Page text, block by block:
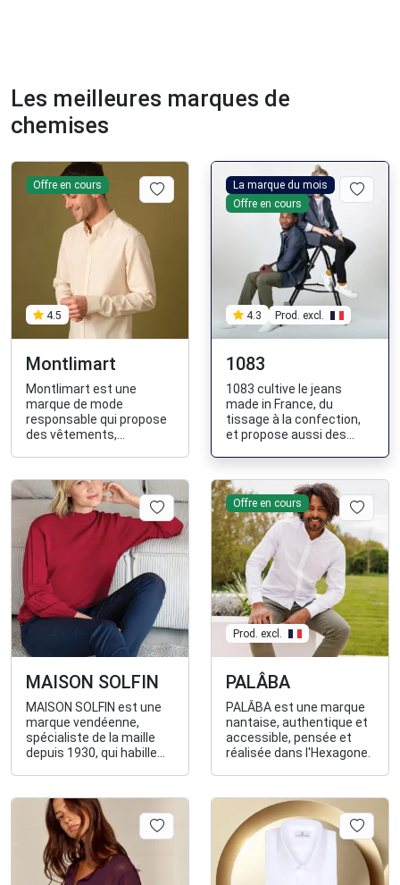
Les meilleures marques de
chemises
Offre en cours
4.5
Montlimart
Montlimart est une
marque de mode
responsable qui propose
des vêtements,
fabriqués à moins de
2000kms dont 80% de
made in France, dans des
matières plus durables
(naturelles, bio,
recyclées) et qui parraine
des abeilles de la région
nantaise.
La marque du mois
Offre en cours
4.3 Prod. excl.
1083
1083 cultive le jeans
made in France, du
tissage à la confection,
et propose aussi des
MAISON SOLFIN
MAISON SOLFIN est une
marque vendéenne,
spécialiste de la maille
depuis 1930, qui habille
vêtements fabriqués en
France
Offre en cours
Prod. excl.
PALÂBA
PALÂBA est une marque
nantaise, authentique et
accessible, pensée et
réalisée dans l'Hexagone.